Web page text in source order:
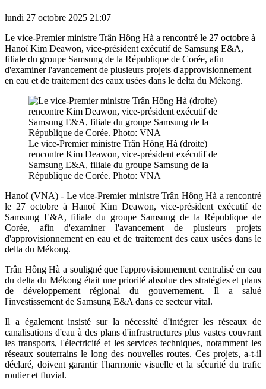
lundi 27 octobre 2025 21:07
Le vice-Premier ministre Trân Hông Hà a rencontré le 27 octobre à
Hanoï Kim Deawon, vice-président exécutif de Samsung E&A,
filiale du groupe Samsung de la République de Corée, afin
d'examiner l'avancement de plusieurs projets d'approvisionnement
en eau et de traitement des eaux usées dans le delta du Mékong.
Le vice-Premier ministre Trân Hông Hà (droite)
rencontre Kim Deawon, vice-président exécutif de
Samsung E&A, filiale du groupe Samsung de la
République de Corée. Photo: VNA
Hanoï (VNA) - Le vice-Premier ministre Trân Hông Hà a rencontré
le 27 octobre à Hanoï Kim Deawon, vice-président exécutif de
Samsung E&A, filiale du groupe Samsung de la République de
Corée, afin d'examiner l'avancement de plusieurs projets
d'approvisionnement en eau et de traitement des eaux usées dans le
delta du Mékong.
Trân Hồng Hà a souligné que l'approvisionnement centralisé en eau
du delta du Mékong était une priorité absolue des stratégies et plans
de développement régional du gouvernement. Il a salué
l'investissement de Samsung E&A dans ce secteur vital.
Il a également insisté sur la nécessité d'intégrer les réseaux de
canalisations d'eau à des plans d'infrastructures plus vastes couvrant
les transports, l'électricité et les services techniques, notamment les
réseaux souterrains le long des nouvelles routes. Ces projets, a-t-il
déclaré, doivent garantir l'harmonie visuelle et la sécurité du trafic
routier et fluvial.